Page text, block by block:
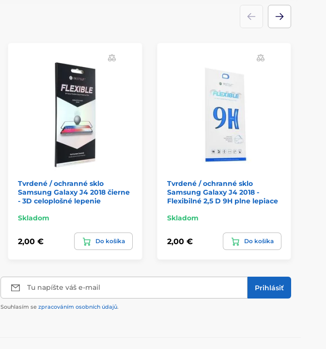
Tvrdené / ochranné sklo
Samsung Galaxy J4 2018 čierne
- 3D celoplošné lepenie
Skladom
2,00 € Do košíka
Tvrdené / ochranné sklo
Samsung Galaxy J4 2018 -
Flexibilné 2,5 D 9H plne lepiace
Skladom
2,00 € Do košíka
Tu napíšte váš e-mail Prihlásiť
Souhlasím se zpracováním osobních údajů.